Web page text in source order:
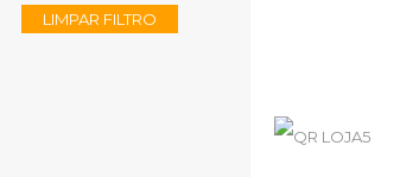
LIMPAR FILTRO